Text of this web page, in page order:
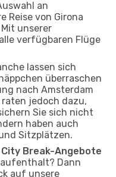
an
Reise von Girona
unserer
verfügbaren Flüge
lassen sich
überraschen
nach Amsterdam
jedoch dazu,
Sie sich nicht
haben auch
Sitzplätzen.
Break-Angebote
Dann
auf unsere